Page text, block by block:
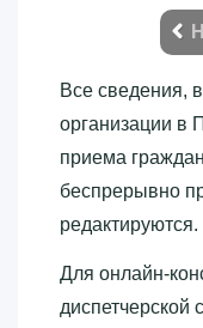
Все сведения,
организации в
приема
беспрерывно
редактируются.
Для онлайн-
диспетчерской